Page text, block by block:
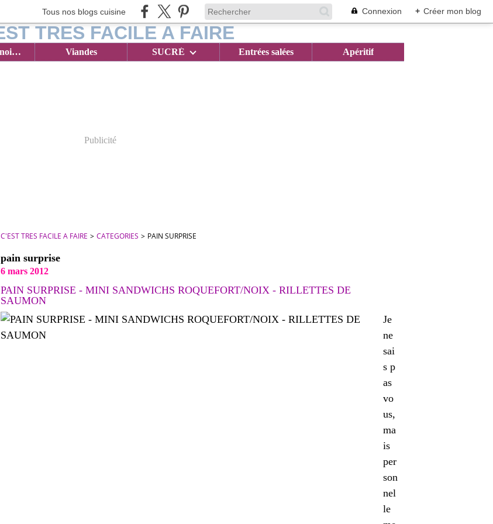
Tous nos blogs cuisine Connexion + Créer mon blog
Brioches & Viennoiseries Viandes SUCRÉ Entrées salées Apéritif
Publicité
C'EST TRES FACILE A FAIRE > CATEGORIES > PAIN SURPRISE
pain surprise
6 mars 2012
PAIN SURPRISE - MINI SANDWICHS ROQUEFORT/NOIX - RILLETTES DE
SAUMON
Je
ne
sai
s p
as
vo
us,
ma
is
per
son
nel
le